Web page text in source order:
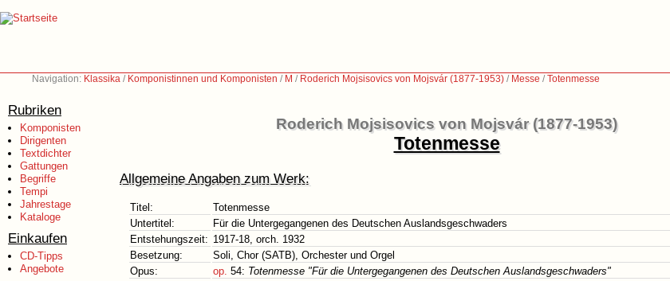
Navigation: Klassika / Komponistinnen und Komponisten / M / Roderich Mojsisovics von Mojsvár (1877-1953) / Messe /Totenmesse
Rubriken
Komponisten
Dirigenten
Textdichter
Gattungen
Begriffe
Tempi
Jahrestage
Kataloge
Einkaufen
CD-Tipps
Angebote
Roderich Mojsisovics von Mojsvár (1877-1953)
Totenmesse
Allgemeine Angaben zum Werk:
Titel:
Totenmesse
Untertitel:
Für die Untergegangenen des Deutschen Auslandsgeschwaders
Entstehungszeit: 1917-18, orch. 1932
Besetzung:
Soli, Chor (SATB), Orchester und Orgel
Opus:
op. 54: Totenmesse "Für die Untergegangenen des Deutschen Auslandsgeschwaders"